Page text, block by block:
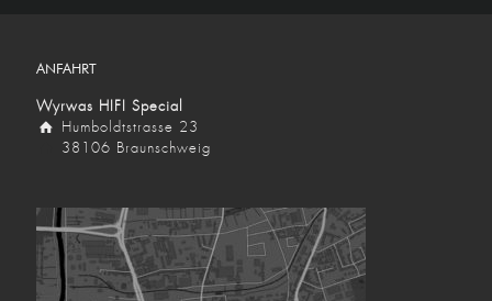
ANFAHRT
Wyrwas HIFI Special
Humboldtstrasse 23
38106 Braunschweig